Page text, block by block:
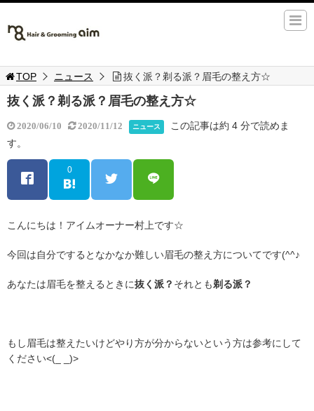
TOP ニュース 抜く派？剃る派？眉毛の整え方☆
抜く派？剃る派？眉毛の整え方☆
2020/06/10 2020/11/12 ニュース
この記事は約 4 分で読めま
す。
0
こんにちは！アイムオーナー村上です☆
今回は自分でするとなかなか難しい眉毛の整え方についてです(^^♪
あなたは眉毛を整えるときに抜く派？ それとも剃る派？
もし眉毛は整えたいけどやり方が分からないという方は参考にして
ください<(_ _)>